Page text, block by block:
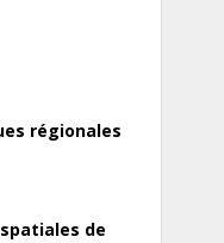
régionales
de